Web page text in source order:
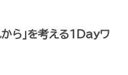
から」を考える1Dayワ